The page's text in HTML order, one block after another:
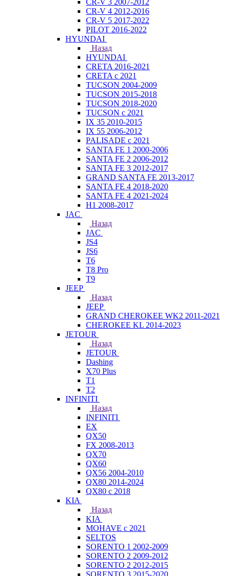
CR-V 3 2007-2012
CR-V 4 2012-2016
CR-V 5 2017-2022
PILOT 2016-2022
HYUNDAI
Назад
HYUNDAI
CRETA 2016-2021
CRETA с 2021
TUCSON 2004-2009
TUCSON 2015-2018
TUCSON 2018-2020
TUCSON с 2021
IX 35 2010-2015
IX 55 2006-2012
PALISADE с 2021
SANTA FE 1 2000-2006
SANTA FE 2 2006-2012
SANTA FE 3 2012-2017
GRAND SANTA FE 2013-2017
SANTA FE 4 2018-2020
SANTA FE 4 2021-2024
H1 2008-2017
JAC
Назад
JAC
JS4
JS6
T6
T8 Pro
T9
JEEP
Назад
JEEP
GRAND CHEROKEE WK2 2011-2021
CHEROKEE KL 2014-2023
JETOUR
Назад
JETOUR
Dashing
X70 Plus
T1
T2
INFINITI
Назад
INFINITI
EX
QX50
FX 2008-2013
QX70
QX60
QX56 2004-2010
QX80 2014-2024
QX80 c 2018
KIA
Назад
KIA
MOHAVE с 2021
SELTOS
SORENTO 1 2002-2009
SORENTO 2 2009-2012
SORENTO 2 2012-2015
SORENTO 3 2015-2020